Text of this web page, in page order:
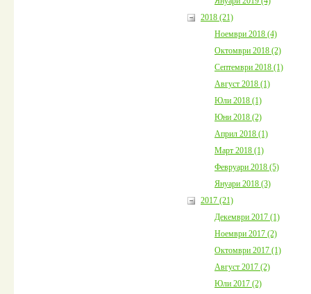
2018 (21)
Ноември 2018 (4)
Октомври 2018 (2)
Септември 2018 (1)
Август 2018 (1)
Юли 2018 (1)
Юни 2018 (2)
Април 2018 (1)
Март 2018 (1)
Февруари 2018 (5)
Януари 2018 (3)
2017 (21)
Декември 2017 (1)
Ноември 2017 (2)
Октомври 2017 (1)
Август 2017 (2)
Юли 2017 (2)